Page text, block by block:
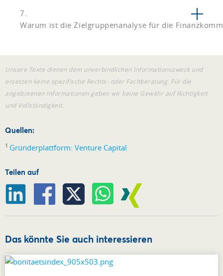
7.
Warum ist die Zielgruppenanalyse für die
Unsere Texte dienen dem unverbindlichen Informationszweck und
ersetzen keine spezifische Rechts- oder Fachberatung. Für die
angebotenen Informationen geben wir keine Gewähr auf Richtigkeit
und Vollständigkeit.
Quellen:
1 Gründerplattform: Venture Capital
Teilen auf
Das könnte Sie auch interessieren